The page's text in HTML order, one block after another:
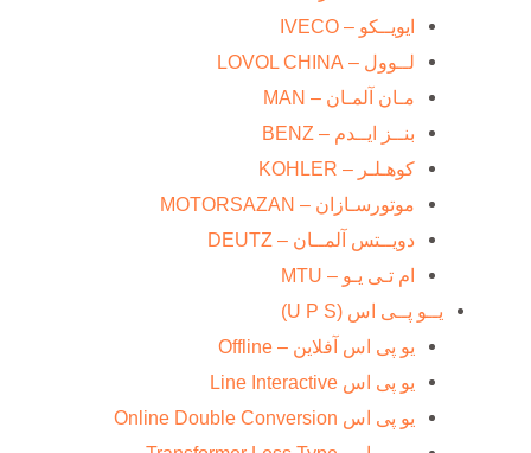
ایویــکو – IVECO
لــوول – LOVOL CHINA
مـان آلمـان – MAN
بنــز ایــدم – BENZ
کوهـلـر – KOHLER
موتورسـازان – MOTORSAZAN
دویــتس آلمــان – DEUTZ
ام تـی یـو – MTU
یــو پــی اس (U P S)
یو پی اس آفلاین – Offline
یو پی اس Line Interactive
یو پی اس Online Double Conversion